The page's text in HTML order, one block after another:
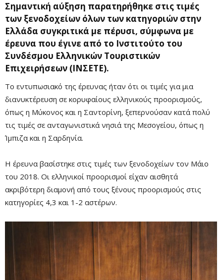
Σημαντική αύξηση παρατηρήθηκε στις τιμές
των ξενοδοχείων όλων των κατηγοριών στην
Ελλάδα συγκριτικά με πέρυσι, σύμφωνα με
έρευνα που έγινε από το Ινστιτούτο του
Συνδέσμου Ελληνικών Τουριστικών
Επιχειρήσεων (ΙΝΣΕΤΕ).
Το εντυπωσιακό της έρευνας ήταν ότι οι τιμές για μια
διανυκτέρευση σε κορυφαίους ελληνικούς προορισμούς,
όπως η Μύκονος και η Σαντορίνη, ξεπερνούσαν κατά πολύ
τις τιμές σε ανταγωνιστικά νησιά της Μεσογείου, όπως η
Ίμπιζα και η Σαρδηνία.
Mute
Η έρευνα βασίστηκε στις τιμές των ξενοδοχείων τον Μάιο
του 2018. Οι ελληνικοί προορισμοί είχαν αισθητά
ακριβότερη διαμονή από τους ξένους προορισμούς στις
κατηγορίες 4,3 και 1-2 αστέρων.